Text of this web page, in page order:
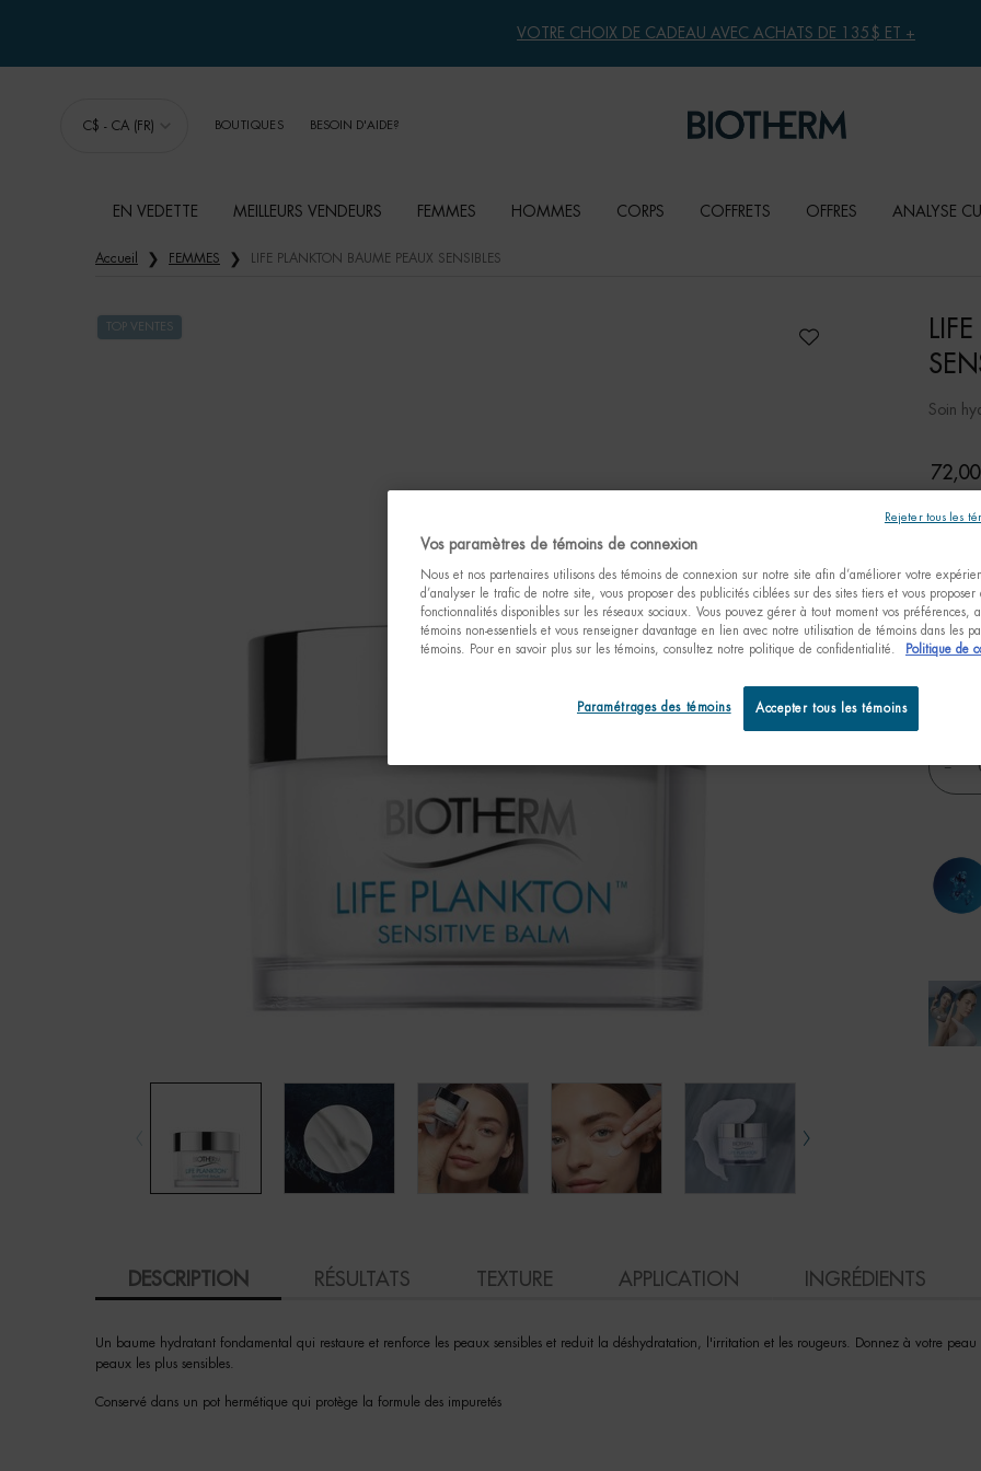
VOTRE CHOIX DE CADEAU AVEC ACHATS DE 135$ ET +
C$ - CA (FR) BOUTIQUES BESOIN D'AIDE?
EN VEDETTE MEILLEURS VENDEURS FEMMES HOMMES CORPS COFFRETS OFFRES ANALYSE
Accueil FEMMES LIFE PLANKTON BAUME PEAUX SENSIBLES
Soin
Un
peaux
TOP VENTES
One taille only
−
DESCRIPTION RÉSULTATS TEXTURE APPLICATION INGRÉDIENTS
Un baume hydratant fondamental qui restaure et renforce les peaux sensibles et reduit la déshydratation, l'irritation et les rougeurs. Donnez à votre
peaux les plus sensibles.
Conservé dans un pot hermétique qui protège la formule des impuretés
Vos paramètres de témoins de connexion
Nous et nos partenaires utilisons des témoins de connexion sur notre site afin d’améliorer votre
d’analyser le trafic de notre site, vous proposer des publicités ciblées sur des sites tiers et vous proposer
fonctionnalités disponibles sur les réseaux sociaux. Vous pouvez gérer à tout moment vos préférences,
témoins non-essentiels et vous renseigner davantage en lien avec notre utilisation de témoins dans les
témoins. Pour en savoir plus sur les témoins, consultez notre politique de confidentialité.
Politique de
Accepter tous les témoins
Paramétrages des témoins
Rejeter tous les